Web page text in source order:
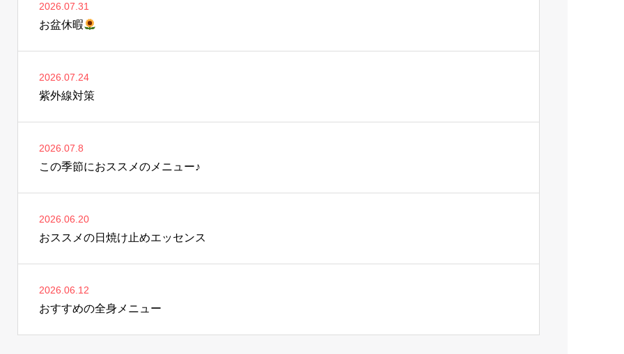
2026.07.31
お盆休暇
2026.07.24
紫外線対策
2026.07.8
この季節におススメのメニュー♪
2026.06.20
おススメの日焼け止めエッセンス
2026.06.12
おすすめの全身メニュー